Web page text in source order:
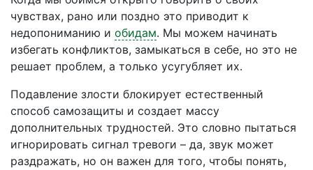
чувствах, рано или поздно это приводит к
недопониманию и обидам. Мы можем начинать
избегать конфликтов, замыкаться в себе, но это не
решает проблем, а только усугубляет их.
Подавление злости блокирует естественный
способ самозащиты и создает массу
дополнительных трудностей. Это словно пытаться
игнорировать сигнал тревоги – да, звук может
раздражать, но он важен для того, чтобы понять,